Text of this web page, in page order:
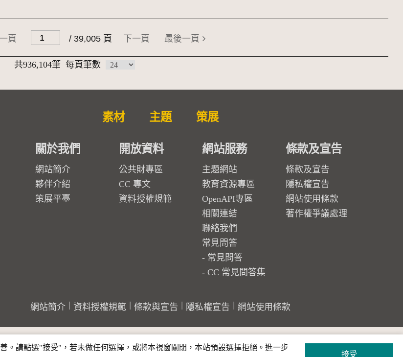
頁 / 39,005 頁 下一頁 最後一頁
共936,104筆 每頁筆數
素材 主題 策展
關於我們
網站簡介
夥伴介紹
策展平臺
開放資料
公共財專區
CC 專文
資料授權規範
網站服務
主題網站
教育資源專區
OpenAPI專區
相關連結
聯絡我們
常見問答
常見問答
CC 常見問答集
條款及宣告
條款及宣告
隱私權宣告
網站使用條款
著作權爭議處理
網站簡介 資料授權規範 條款與宣告 隱私權宣告 網站使用條款
。請點選"接受"，若未做任何選擇，或將本視窗關閉，本站預設選擇拒絕。進一步
接受